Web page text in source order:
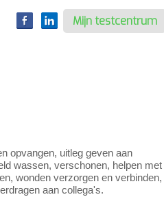
Mijn testcentrum
opvangen, uitleg geven aan
wassen, verschonen, helpen met
wonden verzorgen en verbinden,
aan collega's.